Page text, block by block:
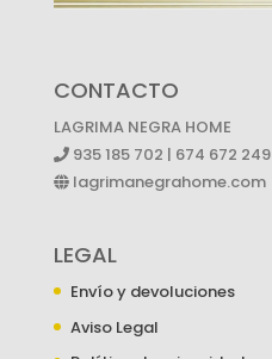
CONTACTO
LAGRIMA NEGRA HOME
935 185 702 | 674 672 249
lagrimanegrahome.com
LEGAL
Envío y devoluciones
Aviso Legal